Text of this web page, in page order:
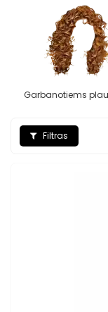
Garbanotiems
Filtras